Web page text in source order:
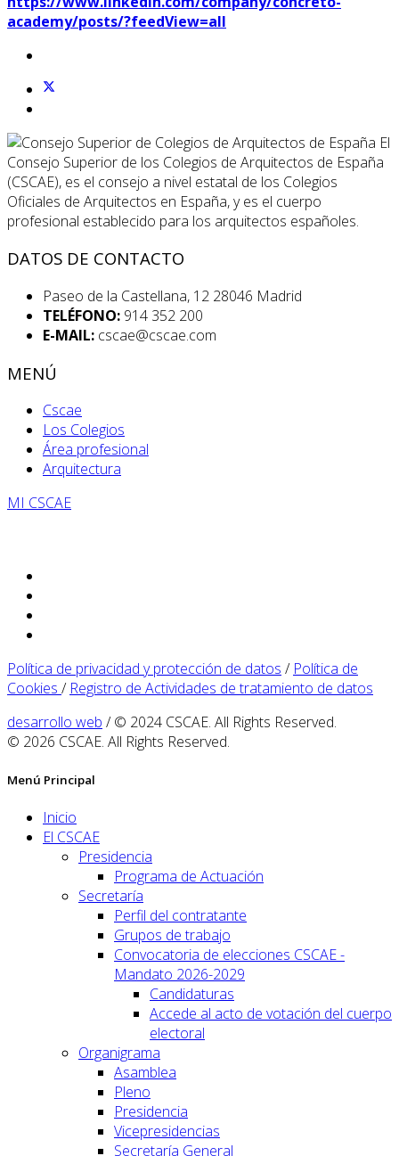
academy/posts/?feedView=all
El
Consejo Superior de los Colegios de Arquitectos de España
(CSCAE), es el consejo a nivel estatal de los Colegios
Oficiales de Arquitectos en España, y es el cuerpo
profesional establecido para los arquitectos españoles.
DATOS DE CONTACTO
Paseo de la Castellana, 12 28046 Madrid
TELÉFONO: 914 352 200
E-MAIL: cscae@cscae.com
MENÚ
Cscae
Los Colegios
Área profesional
Arquitectura
MI CSCAE
Política de privacidad y protección de datos / Política de
Cookies / Registro de Actividades de tratamiento de datos
desarrollo web / © 2024 CSCAE. All Rights Reserved.
© 2026 CSCAE. All Rights Reserved.
Menú Principal
Inicio
El CSCAE
Presidencia
Programa de Actuación
Secretaría
Perfil del contratante
Grupos de trabajo
Convocatoria de elecciones CSCAE -
Mandato 2026-2029
Candidaturas
Accede al acto de votación del cuerpo
electoral
Organigrama
Asamblea
Pleno
Presidencia
Vicepresidencias
Secretaría General